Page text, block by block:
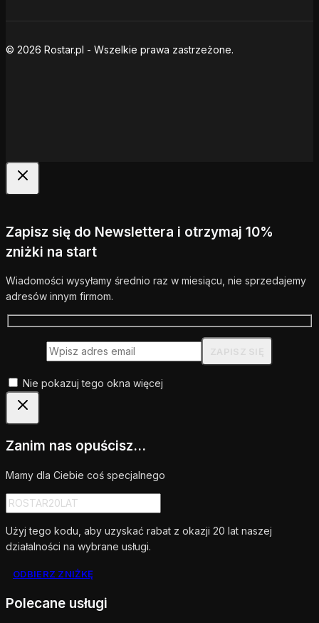
© 2026 Rostar.pl - Wszelkie prawa zastrzeżone.
Zapisz się do Newslettera i otrzymaj 10%
zniżki na start
Wiadomości wysyłamy średnio raz w miesiącu, nie sprzedajemy
adresów innym firmom.
Nie pokazuj tego okna więcej
Zanim nas opuścisz...
Mamy dla Ciebie coś specjalnego
Użyj tego kodu, aby uzyskać rabat z okazji 20 lat naszej
działalności na wybrane usługi.
ODBIERZ ZNIŻKĘ
Polecane usługi